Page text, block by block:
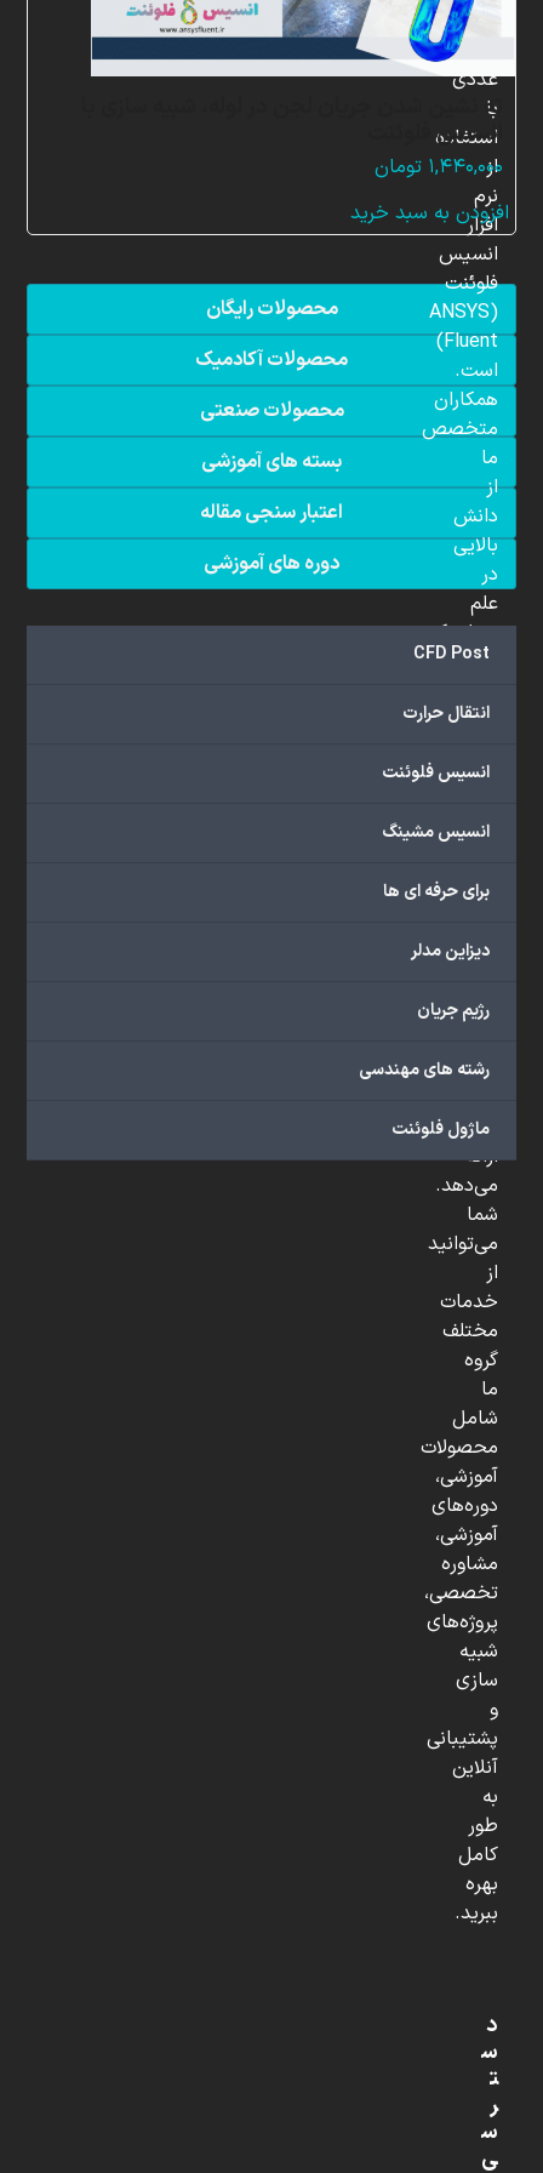
ته نشین شدن جریان لجن در لوله، شبیه سازی با
انسیس فلوئنت
۱,۴۴۰,۰۰۰ تومان
افزودن به سبد خرید
محصولات رایگان
محصولات آکادمیک
محصولات صنعتی
بسته های آموزشی
اعتبار سنجی مقاله
دوره های آموزشی
CFD Post
انتقال حرارت
انسیس فلوئنت
انسیس مشینگ
برای حرفه ای ها
دیزاین مدلر
رژیم جریان
رشته های مهندسی
ماژول فلوئنت
شبیه
سازی
عددی
با
استفاده
از
نرم
افزار
انسیس
فلوئنت
(ANSYS
Fluent)
است.
همکاران
متخصص
ما
از
دانش
بالایی
در
علم
دینامیک
سیالات
(CFD)
هستند.
ما
گسترده‌ای
با
دانشگاهی،
صنعتی
...
ارائه
می‌دهد.
شما
می‌توانید
از
خدمات
مختلف
گروه
ما
شامل
محصولات
آموزشی،
دوره‌های
آموزشی،
مشاوره
تخصصی،
پروژه‌های
شبیه
سازی
و
پشتیبانی
آنلاین
به
طور
کامل
بهره
ببرید.
د
س
ت
ر
س
ی